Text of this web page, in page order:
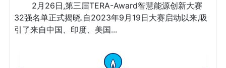
2月26日,第三届TERA-Award智慧能源创新大赛
32强名单正式揭晓.自2023年9月19日大赛启动以来,吸
引了来自中国、印度、美国...